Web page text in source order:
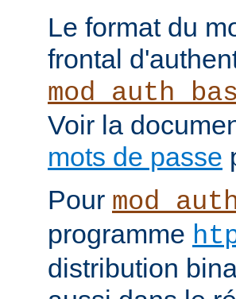
Le format du
frontal
Voir la
mots de passe
Pour
programme
distribution